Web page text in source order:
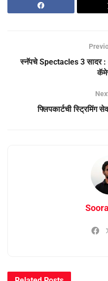
स्नॅपचे Spectacles 3 सादर :
फ्लिपकार्टची स्ट्रिमिंग